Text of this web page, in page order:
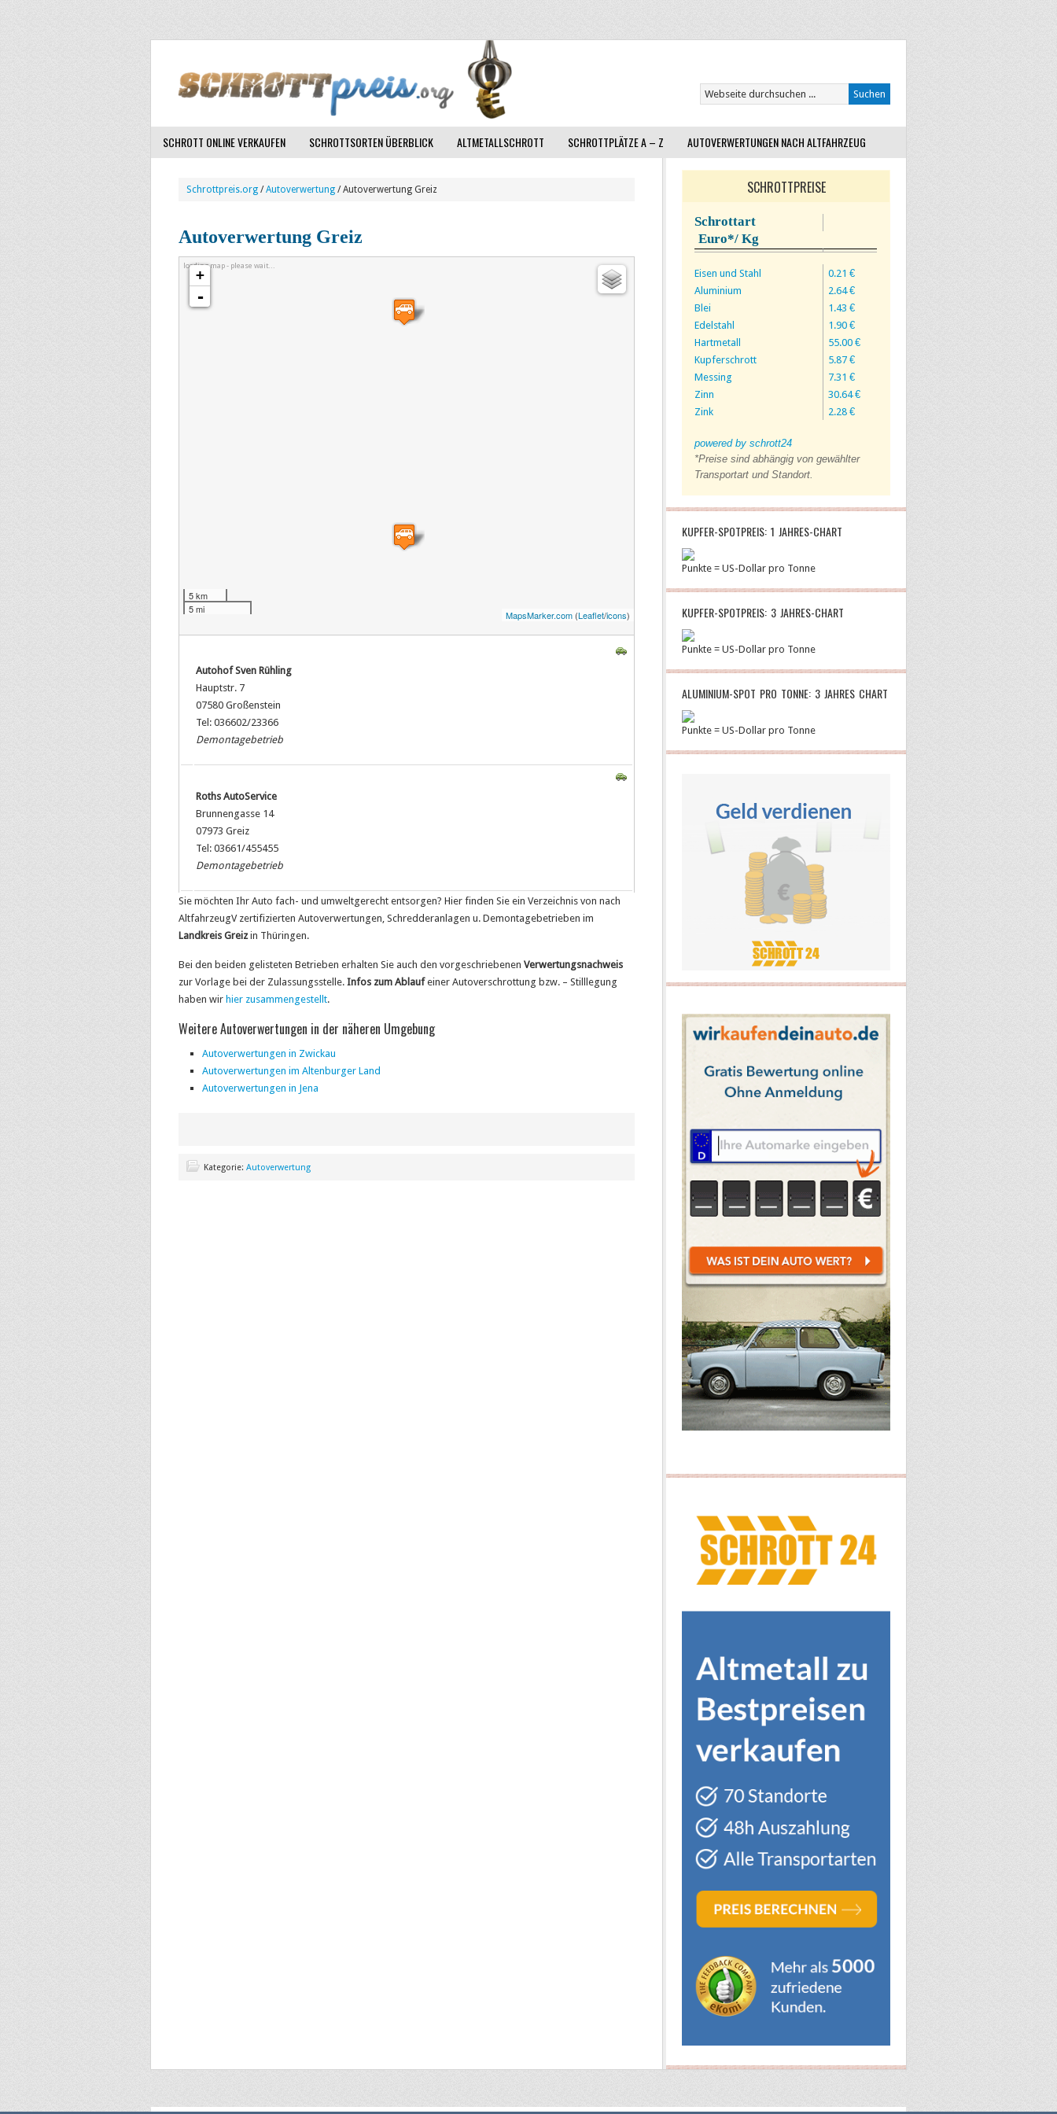
SCHROTT ONLINE VERKAUFEN SCHROTTSORTEN ÜBERBLICK ALTMETALLSCHROTT SCHROTTPLÄTZE A – Z AUTOVERWERTUNGEN NACH ALTFAHRZEUG
Schrottpreis.org /Autoverwertung / Autoverwertung Greiz
Autoverwertung Greiz
loading map - please wait...
+
-
5 km
5 mi
MapsMarker.com (Leaflet/icons)
Autohof Sven Rühling
Hauptstr. 7
07580 Großenstein
Tel: 036602/23366
Demontagebetrieb
Roths AutoService
Brunnengasse 14
07973 Greiz
Tel: 03661/455455
Demontagebetrieb
Sie möchten Ihr Auto fach- und umweltgerecht entsorgen? Hier finden Sie ein Verzeichnis von nach
AltfahrzeugV zertifizierten Autoverwertungen, Schredderanlagen u. Demontagebetrieben im
Landkreis Greizin Thüringen.
Bei den beiden gelisteten Betrieben erhalten Sie auch den vorgeschriebenen Verwertungsnachweis
zur Vorlage bei der Zulassungsstelle. Infos zum Ablaufeiner Autoverschrottung bzw. – Stilllegung
haben wir hier zusammengestellt.
Weitere Autoverwertungen in der näheren Umgebung
Autoverwertungen in Zwickau
Autoverwertungen im Altenburger Land
Autoverwertungen in Jena
Kategorie: Autoverwertung
SCHROTTPREISE
Schrottart
Euro*/ Kg
Eisen und Stahl
0.21 €
Aluminium
2.64 €
Blei
1.43 €
Edelstahl
1.90 €
Hartmetall
55.00 €
Kupferschrott
5.87 €
Messing
7.31 €
Zinn
30.64 €
Zink
2.28 €
powered by schrott24
*Preise sind abhängig von gewählter
Transportart und Standort.
KUPFER-SPOTPREIS: 1 JAHRES-CHART
Punkte = US-Dollar pro Tonne
KUPFER-SPOTPREIS: 3 JAHRES-CHART
Punkte = US-Dollar pro Tonne
ALUMINIUM-SPOT PRO TONNE: 3 JAHRES CHART
Punkte = US-Dollar pro Tonne